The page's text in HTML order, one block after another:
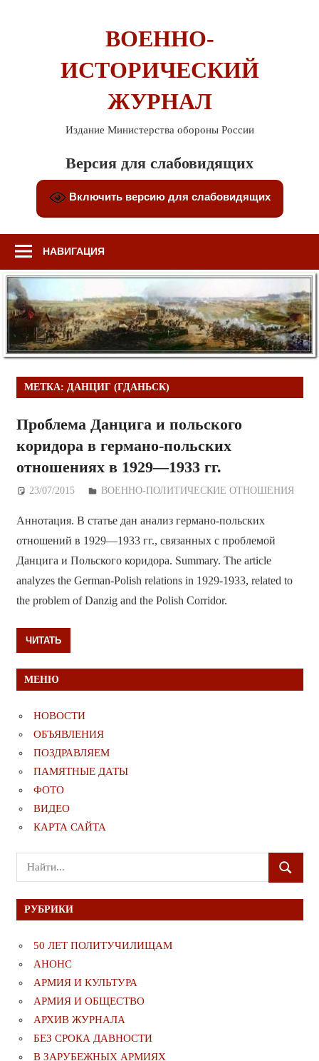
ВОЕННО-
ИСТОРИЧЕСКИЙ
ЖУРНАЛ
Издание Министерства обороны России
Версия для слабовидящих
Включить версию для слабовидящих
НАВИГАЦИЯ
МЕТКА: ДАНЦИГ (ГДАНЬСК)
Проблема Данцига и польского
коридора в германо-польских
отношениях в 1929—1933 гг.
23/07/2015 Дежурный по Редакции
ВОЕННО-ПОЛИТИЧЕСКИE ОТНОШЕНИЯ
Аннотация. В статье дан анализ германо-польских
отношений в 1929—1933 гг., связанных с проблемой
Данцига и Польского коридора. Summary. The article
analyzes the German-Polish relations in 1929-1933, related to
the problem of Danzig and the Polish Corridor.
ЧИТАТЬ
МЕНЮ
НОВОСТИ
ОБЪЯВЛЕНИЯ
ПОЗДРАВЛЯЕМ
ПАМЯТНЫЕ ДАТЫ
ФОТО
ВИДЕО
КАРТА САЙТА
Поиск
для:
ПОИСК
РУБРИКИ
50 ЛЕТ ПОЛИТУЧИЛИЩАМ
АНОНС
АРМИЯ И КУЛЬТУРА
АРМИЯ И ОБЩЕСТВО
АРХИВ ЖУРНАЛА
БЕЗ СРОКА ДАВНОСТИ
В ЗАРУБЕЖНЫХ АРМИЯХ